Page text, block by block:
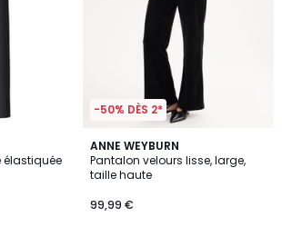
élastiquée
-50% DÈS 2*
ANNE WEYBURN
Pantalon velours lisse, large,
taille haute
99,99 €
4,4
/ 5